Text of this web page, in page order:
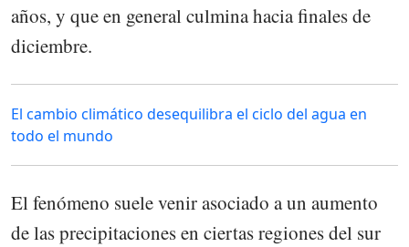
años, y que en general culmina hacia finales de
diciembre.
El cambio climático desequilibra el ciclo del agua en
todo el mundo
El fenómeno suele venir asociado a un aumento
de las precipitaciones en ciertas regiones del sur